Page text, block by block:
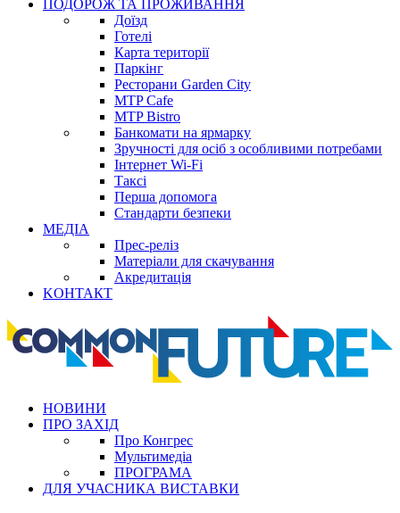
ПОДОРОЖ ТА ПРОЖИВАННЯ
Доїзд
Готелі
Карта території
Паркінг
Ресторани Garden City
MTP Cafe
MTP Bistro
Банкомати на ярмарку
Зручності для осіб з особливими потребами
Інтернет Wi-Fi
Таксі
Перша допомога
Стандарти безпеки
МЕДІА
Прес-реліз
Матеріали для скачування
Акредитація
KОНТАКТ
НОВИНИ
ПРО ЗАХІД
Про Конгрес
Mультимедіа
ПРОГРАМА
ДЛЯ УЧАСНИКА ВИСТАВКИ